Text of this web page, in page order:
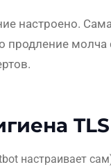
настроено.
продление
TLS
настраивает